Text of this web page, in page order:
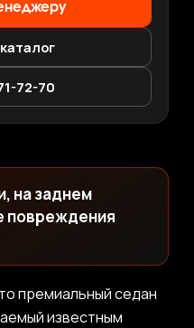
72-70
на заднем
повреждения
премиальный седан
известным